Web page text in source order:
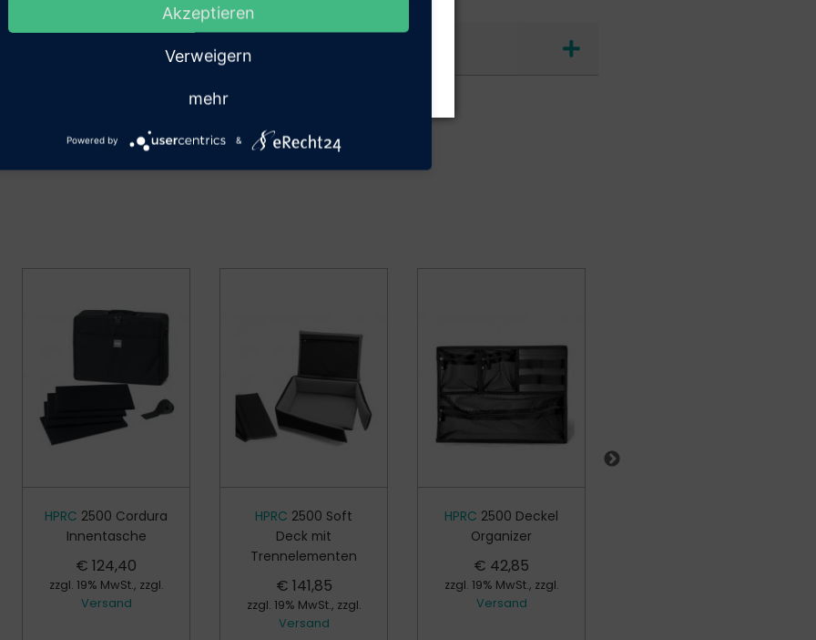
technische Details
(927,4 KiB)
HPRC 2500 Cordura
Innentasche
€ 124,40
zzgl. 19% MwSt., zzgl.
Versand
HPRC 2500 Soft
Deck mit
Trennelementen
€ 141,85
zzgl. 19% MwSt., zzgl.
Versand
HPRC 2500 Deckel
Organizer
€ 42,85
zzgl. 19% MwSt., zzgl.
Versand
oder als Behörde einkaufe.
Akzeptieren
Verweigern
mehr
Powered by &